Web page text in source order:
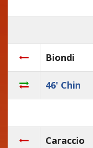
Biondi
46' Chin
Caraccio